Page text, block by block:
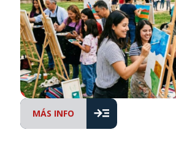
MÁS INFO read_more